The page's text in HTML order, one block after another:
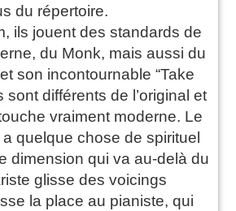
du répertoire.
ils jouent des standards de
du Monk, mais aussi du
son incontournable “Take
sont différents de l’original et
vraiment moderne. Le
quelque chose de spirituel
dimension qui va au-delà du
glisse des voicings
la place au pianiste, qui